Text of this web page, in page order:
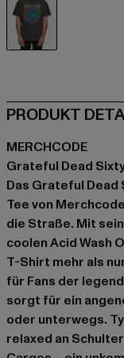
PRODUKT
MERCHCODE
Grateful Dead
Das Grateful Dead
Tee von
die Straße. Mit
coolen Acid Wash
T-Shirt mehr als
für Fans der
sorgt für ein
oder unterwegs.
relaxed an